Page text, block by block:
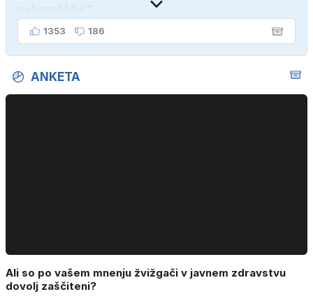
1353 186
ANKETA
Ali so po vašem mnenju žvižgači v javnem zdravstvu
dovolj zaščiteni?